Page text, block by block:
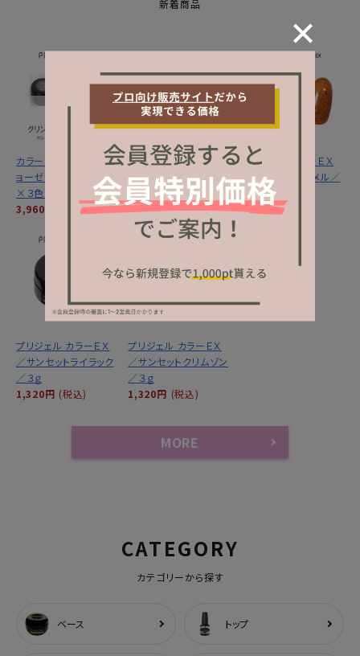
新着商品
カラーＥＸ／グリントジ
ョーゼットシリーズ３ｇ
×３色セット
3,960円
(税込)
カラーＥＸ／サンセット
ミラージュシリーズ ３
ｇ×３色セット
3,960円 (税込)
プリジェル カラーＥＸ
／サンセットキャメル／
３ｇ
1,320円 (税込)
プリジェル カラーＥＸ
／サンセットライラック
／３ｇ
1,320円 (税込)
プリジェル カラーＥＸ
／サンセットクリムゾン
／３ｇ
1,320円 (税込)
MORE
CATEGORY
カテゴリーから探す
ベース トップ